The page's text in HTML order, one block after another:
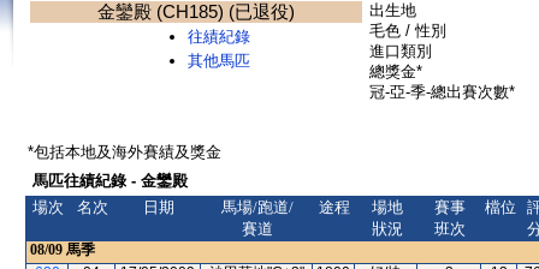
金鑾殿 (CH185) (已退役)
往績紀錄
其他馬匹
出生地
毛色 / 性別
進口類別
總獎金*
冠-亞-季-總出賽次數*
*包括本地及海外賽績及獎金
馬匹往績紀錄 - 金鑾殿
場次
名次 日期
馬場/跑道/
賽道
途程
場地
狀況
賽事
班次
檔位
08/09 馬季